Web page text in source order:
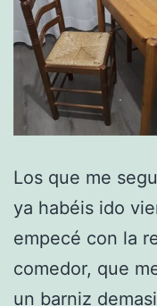
Los que me
ya habéis ido
empecé con la
comedor, que
un barniz